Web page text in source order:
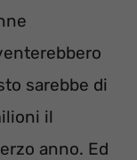
sarebbe di
il
anno. Ed